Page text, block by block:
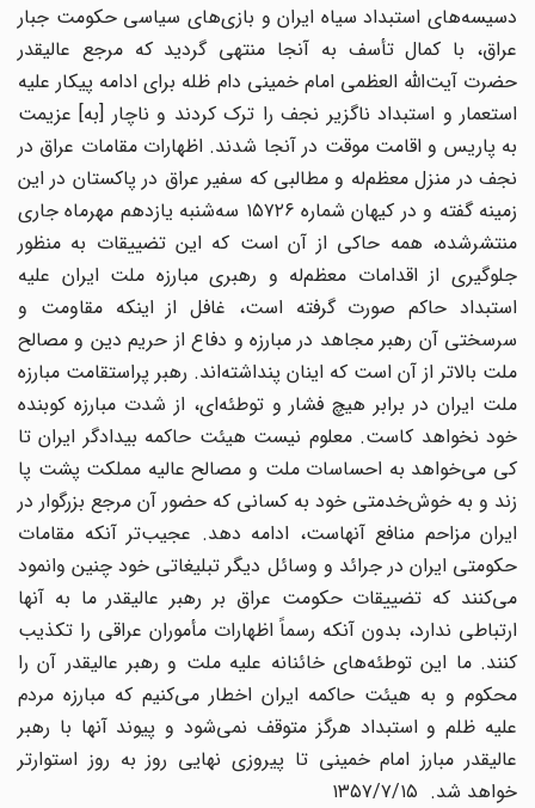
دسیسه‌های استبداد سیاه ایران و بازی‌های سیاسی حکومت جبار
عراق، با کمال تأسف به آنجا منتهی گردید که مرجع عالیقدر
حضرت آیت‌الله العظمی امام خمینی دام ظله برای ادامه پیکار علیه
استعمار و استبداد ناگزیر نجف را ترک کردند و ناچار [به] عزیمت
به پاریس و اقامت موقت در آنجا شدند. اظهارات مقامات عراق در
نجف در منزل معظم‌له و مطالبی که سفیر عراق در پاکستان در این
زمینه گفته و در کیهان شماره ۱۵۷۲۶ سه‌شنبه یازدهم مهرماه جاری
منتشرشده، همه حاکی از آن است که این تضییقات به منظور
جلوگیری از اقدامات معظم‌له و رهبری مبارزه ملت ایران علیه
استبداد حاکم صورت گرفته است، غافل از اینکه مقاومت و
سرسختی آن رهبر مجاهد در مبارزه و دفاع از حریم دین و مصالح
ملت بالاتر از آن است که اینان پنداشته‌اند. رهبر پراستقامت مبارزه
ملت ایران در برابر هیچ فشار و توطئه‌ای، از شدت مبارزه کوبنده
خود نخواهد کاست. معلوم نیست هیئت حاکمه بیدادگر ایران تا
کی می‌خواهد به احساسات ملت و مصالح عالیه مملکت پشت پا
زند و به خوش‌خدمتی خود به کسانی که حضور آن مرجع بزرگوار در
ایران مزاحم منافع آنهاست، ادامه دهد. عجیب‌تر آنکه مقامات
حکومتی ایران در جرائد و وسائل دیگر تبلیغاتی خود چنین وانمود
می‌کنند که تضییقات حکومت عراق بر رهبر عالیقدر ما به آنها
ارتباطی ندارد، بدون آنکه رسماً اظهارات مأموران عراقی را تکذیب
کنند. ما این توطئه‌های خائنانه علیه ملت و رهبر عالیقدر آن را
محکوم و به هیئت حاکمه ایران اخطار می‌کنیم که مبارزه مردم
علیه ظلم و استبداد هرگز متوقف نمی‌شود و پیوند آنها با رهبر
عالیقدر مبارز امام خمینی تا پیروزی نهایی روز به روز استوارتر
خواهد شد. ۱۳۵۷/۷/۱۵